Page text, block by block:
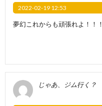
2022-02-19 12:53
夢幻これからも頑張れよ！！！
じゃあ、ジム行く？